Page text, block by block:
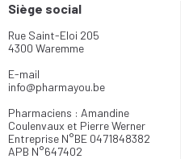
Siège social
Rue Saint-Eloi 205
4300 Waremme
E-mail
info@pharmayou.be
Pharmaciens : Amandine
Coulenvaux et Pierre Werner
Entreprise N°BE 0471848382
APB N°647402